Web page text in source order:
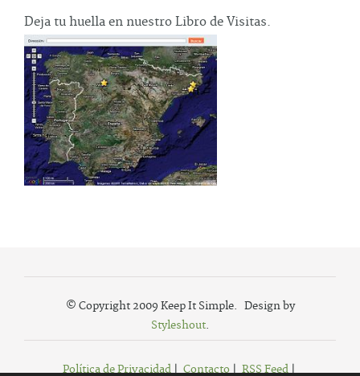
Deja tu huella en nuestro Libro de Visitas.
© Copyright 2009 Keep It Simple. Design by
Styleshout.
Política de Privacidad| Contacto| RSS Feed|